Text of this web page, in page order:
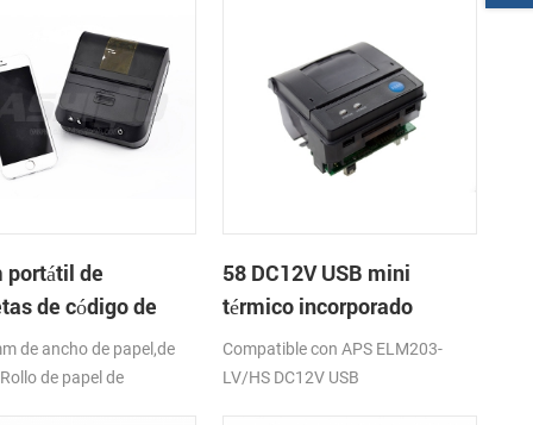
portátil de
de código de
impresora térmica
de ancho de papel,de
de papel de
58 DC12V USB mini
térmico incorporado
impresora de recibos
Compatible con APS ELM203-
LV/HS DC12V USB